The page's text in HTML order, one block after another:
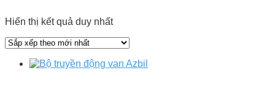
Hiển thị kết quả duy nhất